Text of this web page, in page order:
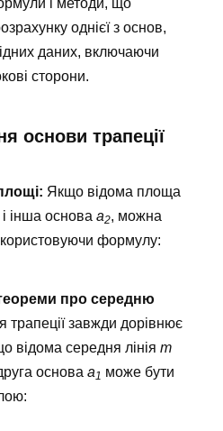
і методи, що
однієї з основ,
даних, включаючи
сторони.
основи трапеції
Якщо відома площа
і інша основа a2, можна
формулу:
про середню
трапеції завжди дорівнює
відома середня лінія m
основа a1 може бути